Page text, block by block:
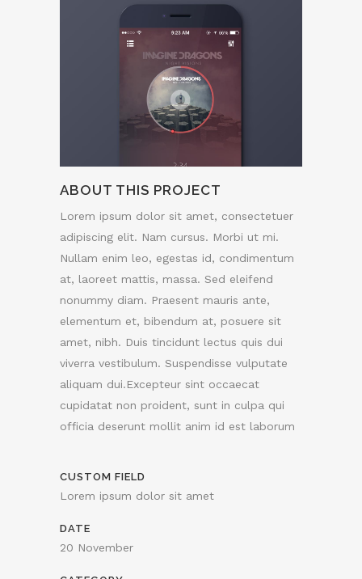
ABOUT THIS PROJECT
Lorem ipsum dolor sit amet, consectetuer
adipiscing elit. Nam cursus. Morbi ut mi.
Nullam enim leo, egestas id, condimentum
at, laoreet mattis, massa. Sed eleifend
nonummy diam. Praesent mauris ante,
elementum et, bibendum at, posuere sit
amet, nibh. Duis tincidunt lectus quis dui
viverra vestibulum. Suspendisse vulputate
aliquam dui.Excepteur sint occaecat
cupidatat non proident, sunt in culpa qui
officia deserunt mollit anim id est laborum
CUSTOM FIELD
Lorem ipsum dolor sit amet
DATE
20 November